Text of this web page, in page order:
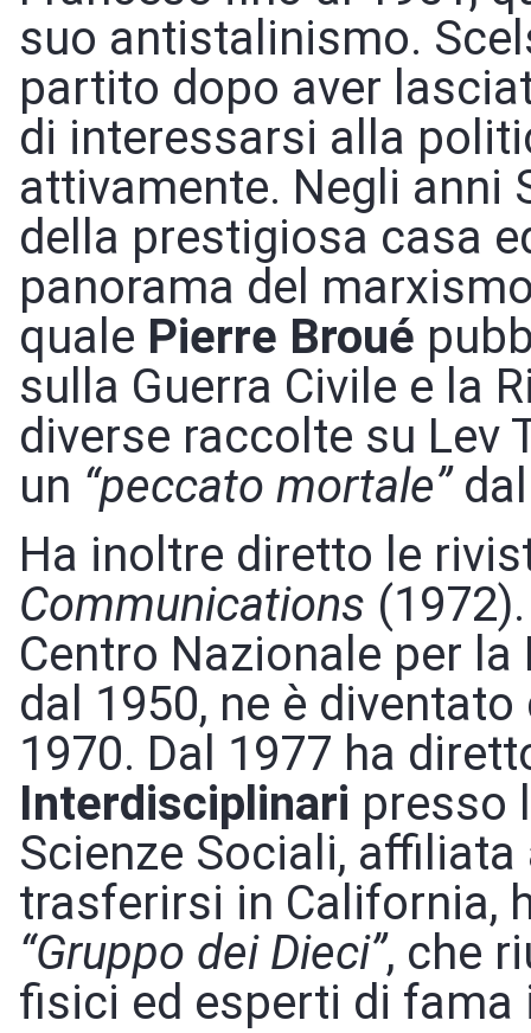
suo antistalinismo.
partito dopo aver
di interessarsi alla
attivamente. Negli anni
della prestigiosa casa
panorama del
quale Pierre Broué
sulla Guerra Civile e la
diverse raccolte su Lev
un “peccato mortale”dal
Ha inoltre diretto le
Communications
Centro Nazionale per la
dal 1950, ne è
1970. Dal 1977 ha
Interdisciplinari presso
Scienze Sociali, affiliata
trasferirsi in California,
“Gruppo dei Dieci”, che
fisici ed esperti di